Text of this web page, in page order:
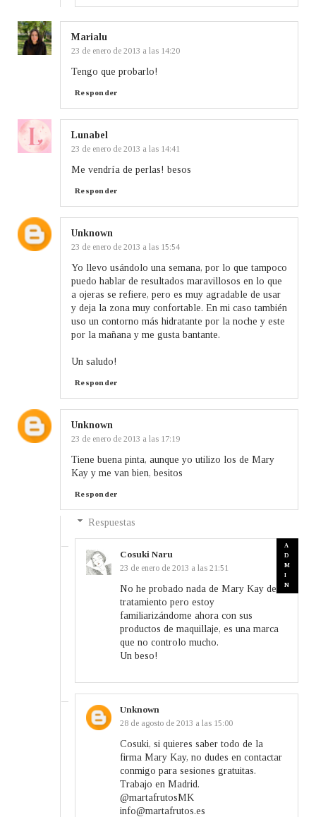
Marialu
23 de enero de 2013 a las 14:20
Tengo que probarlo!
Responder
Lunabel
23 de enero de 2013 a las 14:41
Me vendría de perlas! besos
Responder
Unknown
23 de enero de 2013 a las 15:54
Yo llevo usándolo una semana, por lo que tampoco
puedo hablar de resultados maravillosos en lo que
a ojeras se refiere, pero es muy agradable de usar
y deja la zona muy confortable. En mi caso también
uso un contorno más hidratante por la noche y este
por la mañana y me gusta bantante.
Un saludo!
Responder
Unknown
23 de enero de 2013 a las 17:19
Tiene buena pinta, aunque yo utilizo los de Mary
Kay y me van bien, besitos
Responder
Respuestas
Cosuki Naru
23 de enero de 2013 a las 21:51
No he probado nada de Mary Kay de
tratamiento pero estoy
familiarizándome ahora con sus
productos de maquillaje, es una marca
que no controlo mucho.
Un beso!
Unknown
28 de agosto de 2013 a las 15:00
Cosuki, si quieres saber todo de la
firma Mary Kay, no dudes en contactar
conmigo para sesiones gratuitas.
Trabajo en Madrid.
@martafrutosMK
info@martafrutos.es